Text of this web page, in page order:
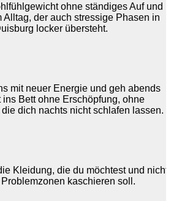
ohne ständiges Auf und
Alltag, der auch stressige Phasen in
locker übersteht.
mit neuer Energie und geh abends
ins Bett ohne Erschöpfung, ohne
dich nachts nicht schlafen lassen.
Kleidung, die du möchtest und nicht
kaschieren soll.